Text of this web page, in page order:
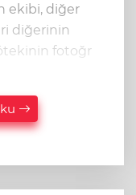
ekibi, diğer
diğerinin
fotoğr